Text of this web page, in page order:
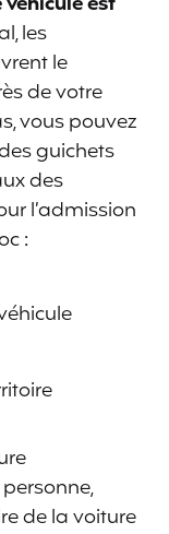
les
le
de votre
vous pouvez
guichets
des
l’admission
:
de la voiture